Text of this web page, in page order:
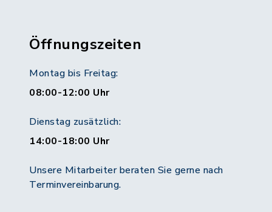
Öffnungszeiten
Montag bis Freitag:
08:00-12:00 Uhr
Dienstag zusätzlich:
14:00-18:00 Uhr
Unsere Mitarbeiter beraten Sie gerne nach
Terminvereinbarung.